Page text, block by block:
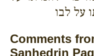
על לבו
Comments
Sanhedrin